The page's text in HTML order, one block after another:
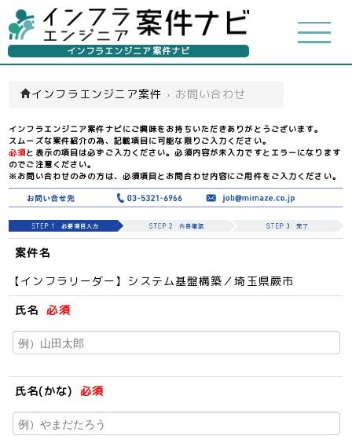
インフラエンジニア案件ナビ
インフラエンジニア案件 › お問い合わせ
インフラエンジニア案件ナビにご興味をお持ちいただきありがとうございます。
スムーズな案件紹介の為、記載項目に可能な限りご入力ください。
必須と表示の項目は必ずご入力ください。必須内容が未入力ですとエラーになります
のでご注意ください。
※お問い合わせのみの方は、必須項目とお問合わせ内容にご用件をご入力ください。
案件名
【インフラリーダー】システム基盤構築／埼玉県蕨市
氏名 必須
氏名(かな) 必須